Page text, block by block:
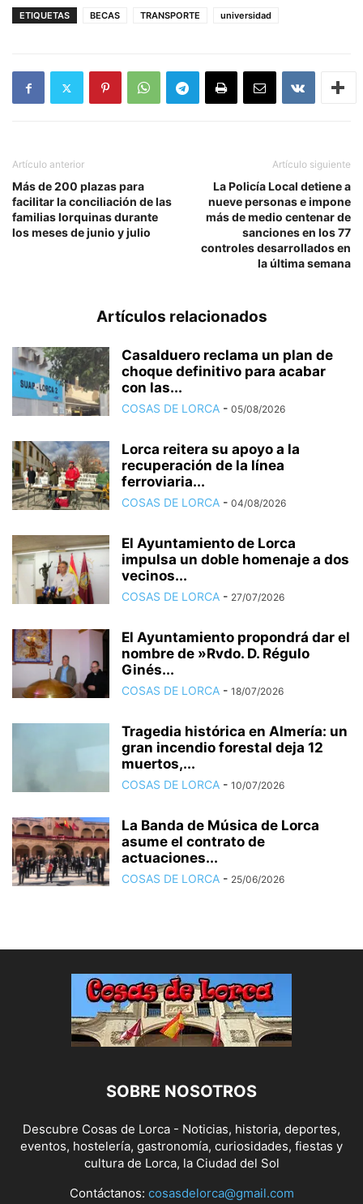
ETIQUETAS BECAS TRANSPORTE universidad
Artículo anterior
Más de 200 plazas para
facilitar la conciliación de las
familias lorquinas durante
los meses de junio y julio
Artículo siguiente
La Policía Local detiene a
nueve personas e impone
más de medio centenar de
sanciones en los 77
controles desarrollados en
la última semana
Artículos relacionados
Casalduero reclama un plan de
choque definitivo para acabar
con las...
COSAS DE LORCA - 05/08/2026
Lorca reitera su apoyo a la
recuperación de la línea
ferroviaria...
COSAS DE LORCA - 04/08/2026
El Ayuntamiento de Lorca
impulsa un doble homenaje a dos
vecinos...
COSAS DE LORCA - 27/07/2026
El Ayuntamiento propondrá dar el
nombre de »Rvdo. D. Régulo
Ginés...
COSAS DE LORCA - 18/07/2026
Tragedia histórica en Almería: un
gran incendio forestal deja 12
muertos,...
COSAS DE LORCA - 10/07/2026
La Banda de Música de Lorca
asume el contrato de
actuaciones...
COSAS DE LORCA - 25/06/2026
SOBRE NOSOTROS
Descubre Cosas de Lorca - Noticias, historia, deportes,
eventos, hostelería, gastronomía, curiosidades, fiestas y
cultura de Lorca, la Ciudad del Sol
Contáctanos: cosasdelorca@gmail.com